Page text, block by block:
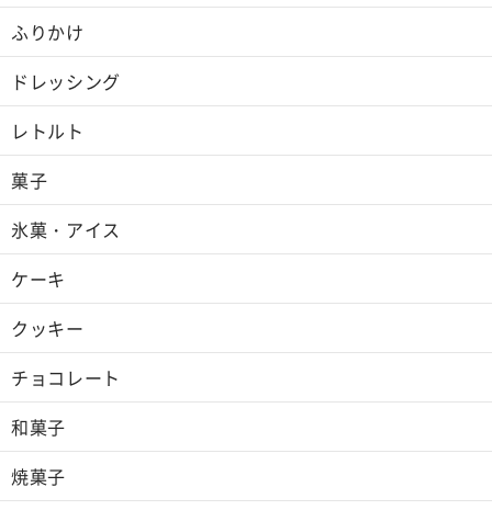
ふりかけ
ドレッシング
レトルト
菓子
氷菓・アイス
ケーキ
クッキー
チョコレート
和菓子
焼菓子